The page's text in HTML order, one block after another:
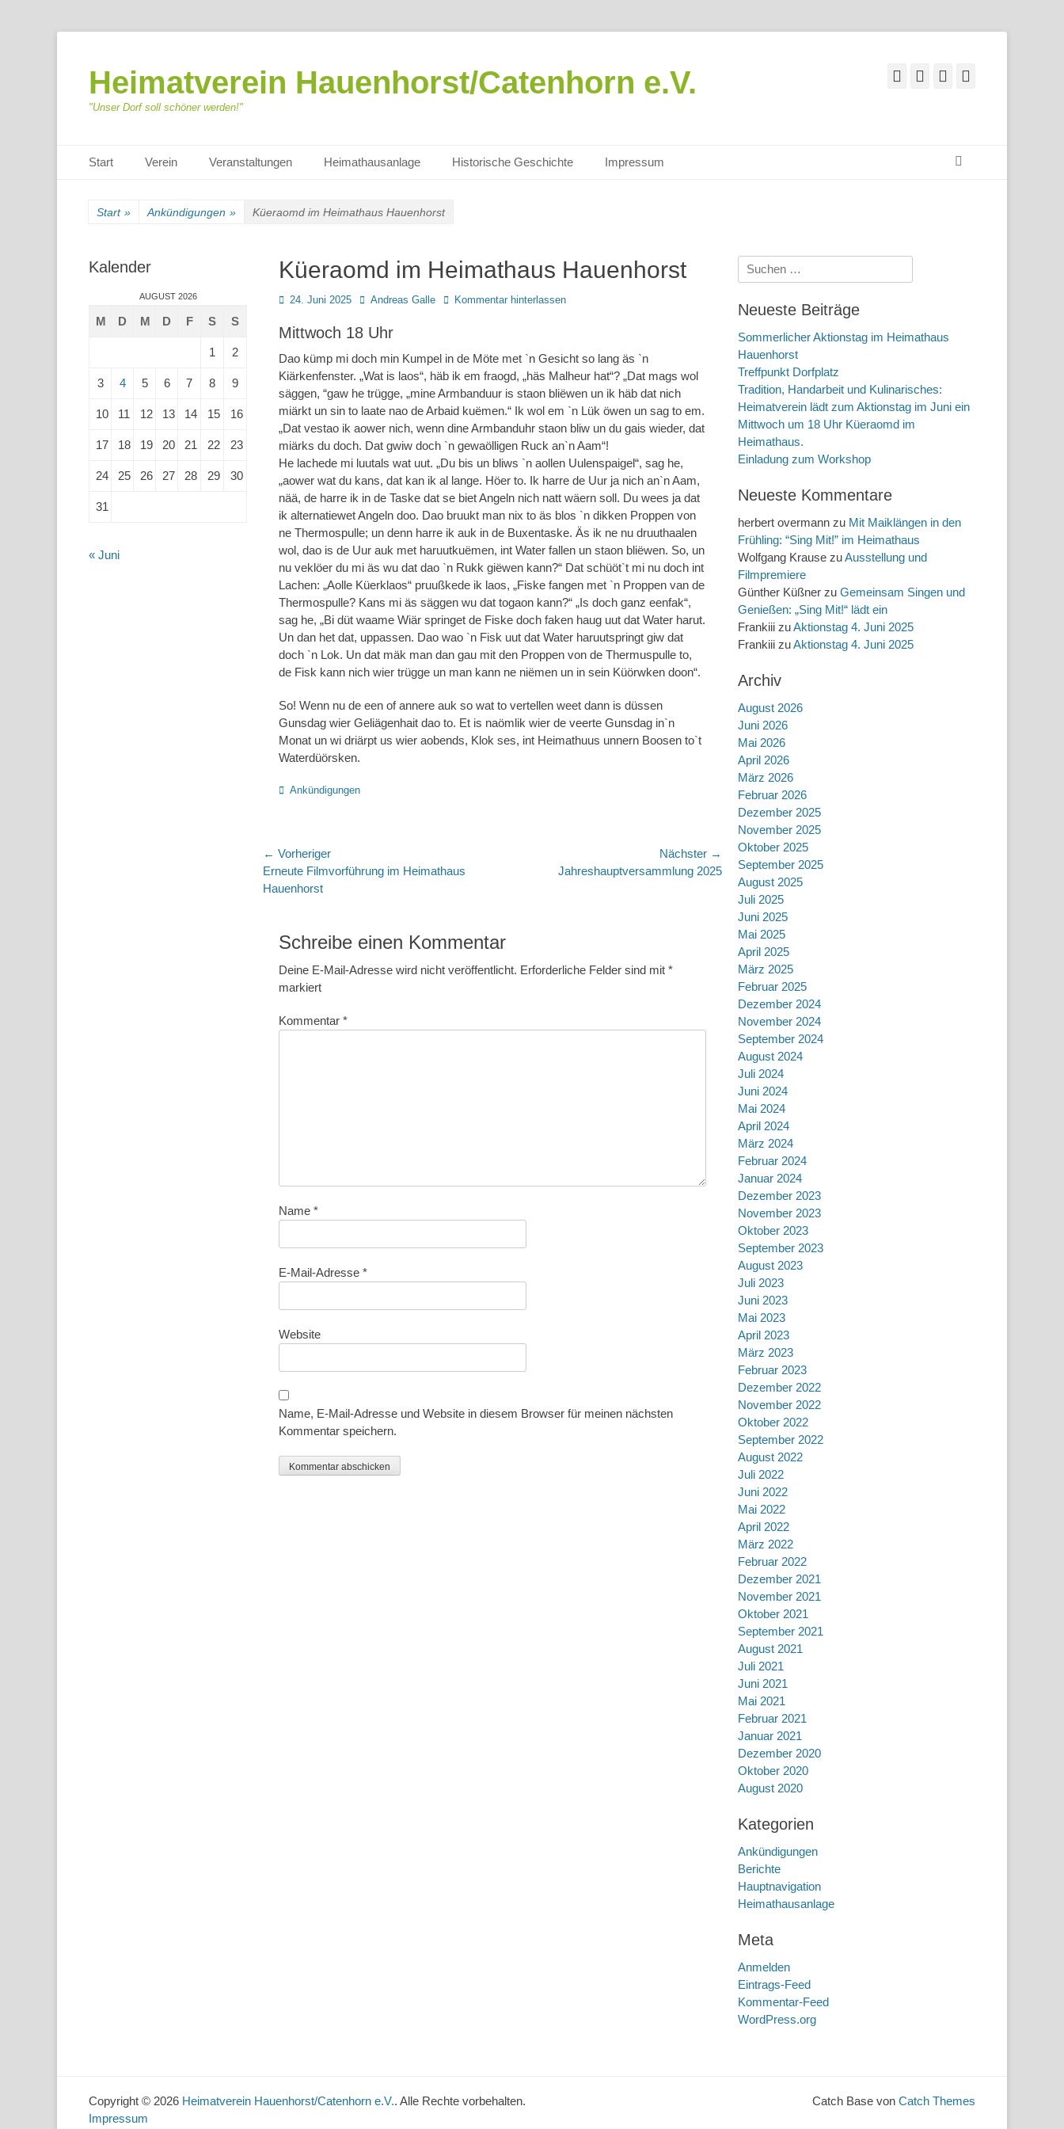
Heimatverein Hauenhorst/Catenhorn e.V.
"Unser Dorf soll schöner werden!"
FacebookGoogleplus
Primäres Menü
Inhalt
Start Verein Veranstaltungen Heimathausanlage Historische Geschichte Impressum
Start » Ankündigungen » Küeraomd im Heimathaus Hauenhorst
Küeraomd im Heimathaus Hauenhorst
Posted
24. Juni 2025 AutorAndreas Galle Kommentar hinterlassen
Mittwoch 18 Uhr
Dao kümp mi doch min Kumpel in de Möte met `n Gesicht so lang äs `n
Kiärkenfenster. „Wat is laos“, häb ik em fraogd, „häs Malheur hat“? „Dat mags wol
säggen, “gaw he trügge, „mine Armbanduur is staon bliëwen un ik häb dat nich
miärkt un sin to laate nao de Arbaid kuëmen.“ Ik wol em `n Lük öwen un sag to em.
„Dat vestao ik aower nich, wenn dine Armbanduhr staon bliw un du gais wieder, dat
miärks du doch. Dat gwiw doch `n gewaölligen Ruck an`n Aam“!
He lachede mi luutals wat uut. „Du bis un bliws `n aollen Uulenspaigel“, sag he,
„aower wat du kans, dat kan ik al lange. Höer to. Ik harre de Uur ja nich an`n Aam,
nää, de harre ik in de Taske dat se biet Angeln nich natt wäern soll. Du wees ja dat
ik alternatiewet Angeln doo. Dao bruukt man nix to äs blos `n dikken Proppen von
ne Thermospulle; un denn harre ik auk in de Buxentaske. Äs ik ne nu druuthaalen
wol, dao is de Uur auk met haruutkuëmen, int Water fallen un staon bliëwen. So, un
nu veklöer du mi äs wu dat dao `n Rukk giëwen kann?“ Dat schüöt`t mi nu doch int
Lachen: „Aolle Küerklaos“ pruußkede ik laos, „Fiske fangen met `n Proppen van de
Thermospulle? Kans mi äs säggen wu dat togaon kann?“ „Is doch ganz eenfak“,
sag he, „Bi düt waame Wiär springet de Fiske doch faken haug uut dat Water harut.
Un dan het dat, uppassen. Dao wao `n Fisk uut dat Water haruutspringt giw dat
doch `n Lok. Un dat mäk man dan gau mit den Proppen von de Thermuspulle to,
de Fisk kann nich wier trügge un man kann ne niëmen un in sein Küörwken doon“.
So! Wenn nu de een of annere auk so wat to vertellen weet dann is düssen
Gunsdag wier Geliägenhait dao to. Et is naömlik wier de veerte Gunsdag in`n
Monat un wi driärpt us wier aobends, Klok ses, int Heimathuus unnern Boosen to`t
Waterdüörsken.
Kategorien
Ankündigungen
Beitragsnavigation
← Vorheriger
Vorheriger
Beitrag:
Erneute Filmvorführung im Heimathaus
Hauenhorst
Nächster →
Jahreshauptversammlung 2025
Schreibe einen Kommentar
Deine E-Mail-Adresse wird nicht veröffentlicht. Erforderliche Felder sind mit *
markiert
Kommentar *
Name *
E-Mail-Adresse *
Website
Name, E-Mail-Adresse und Website in diesem Browser für meinen nächsten
Kommentar speichern.
Suchen
nach:
Neueste Beiträge
Sommerlicher Aktionstag im Heimathaus
Hauenhorst
Treffpunkt Dorfplatz
Tradition, Handarbeit und Kulinarisches:
Heimatverein lädt zum Aktionstag im Juni ein
Mittwoch um 18 Uhr Küeraomd im
Heimathaus.
Einladung zum Workshop
Neueste Kommentare
herbert overmann zu Mit Maiklängen in den
Frühling: “Sing Mit!” im Heimathaus
Wolfgang Krause zuAusstellung und
Filmpremiere
Günther Küßner zu Gemeinsam Singen und
Genießen: „Sing Mit!“ lädt ein
Frankiii zuAktionstag 4. Juni 2025
Frankiii zuAktionstag 4. Juni 2025
Archiv
August 2026
Juni 2026
Mai 2026
April 2026
März 2026
Februar 2026
Dezember 2025
November 2025
Oktober 2025
September 2025
August 2025
Juli 2025
Juni 2025
Mai 2025
April 2025
März 2025
Februar 2025
Dezember 2024
November 2024
September 2024
August 2024
Juli 2024
Juni 2024
Mai 2024
April 2024
März 2024
Februar 2024
Januar 2024
Dezember 2023
November 2023
Oktober 2023
September 2023
August 2023
Juli 2023
Juni 2023
Mai 2023
April 2023
März 2023
Februar 2023
Dezember 2022
November 2022
Oktober 2022
September 2022
August 2022
Juli 2022
Juni 2022
Mai 2022
April 2022
März 2022
Februar 2022
Dezember 2021
November 2021
Oktober 2021
September 2021
August 2021
Juli 2021
Juni 2021
Mai 2021
Februar 2021
Januar 2021
Dezember 2020
Oktober 2020
August 2020
Kategorien
Ankündigungen
Berichte
Hauptnavigation
Heimathausanlage
Meta
Anmelden
Eintrags-Feed
Kommentar-Feed
WordPress.org
Kalender
AUGUST 2026
M D M D F S S
1 2
3 4 5 6 7 8 9
10 11 12 13 14 15 16
17 18 19 20 21 22 23
24 25 26 27 28 29 30
31
« Juni
Copyright © 2026 Heimatverein Hauenhorst/Catenhorn e.V.. Alle Rechte vorbehalten.
Impressum
Catch Base von Catch Themes